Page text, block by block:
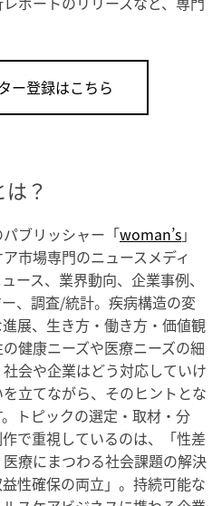
ー登録はこちら
？
ブリッシャー「woman’s」
市場専門のニュースメディ
ース、業界動向、企業事例、
、調査/統計。疾病構造の変
展、生き方・働き方・価値観
健康ニーズや医療ニーズの細
会や企業はどう対応していけ
立てながら、そのヒントとな
トピックの選定・取材・分
で重視しているのは、「性差
療にまつわる社会課題の解決
性確保の両立」。持続可能な